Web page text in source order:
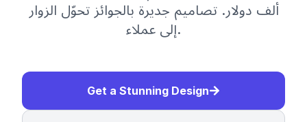
ألف دولار. تصاميم جديرة بالجوائز تحوّل الزوار
إلى عملاء.
Get a Stunning Design